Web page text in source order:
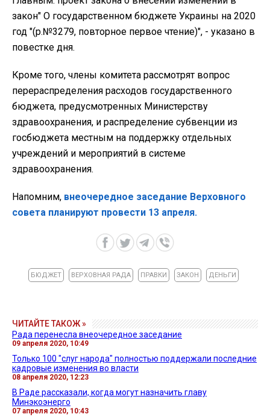
закон" О государственном бюджете Украины на 2020
год "(р.№3279, повторное первое чтение)", - указано в
повестке дня.
Кроме того, члены комитета рассмотрят вопрос
перераспределения расходов государственного
бюджета, предусмотренных Министерству
здравоохранения, и распределение субвенции из
госбюджета местным на поддержку отдельных
учреждений и мероприятий в системе
здравоохранения.
Напомним, внеочередное заседание Верховного
совета планируют провести 13 апреля.
БЮДЖЕТ ВЕРХОВНАЯ РАДА ПРАВКИ ЗАКОН ДЕНЬГИ
ЧИТАЙТЕ ТАКОЖ »
Рада перенесла внеочередное заседание
09 апреля 2020, 10:49
Только 100 "слуг народа" полностью поддержали последние
кадровые изменения во власти
08 апреля 2020, 12:23
В Раде рассказали, когда могут назначить главу
Минэкоэнерго
07 апреля 2020, 10:43